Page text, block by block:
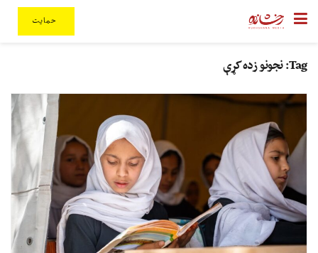
حمایت
Tag: نجونو زده کړې